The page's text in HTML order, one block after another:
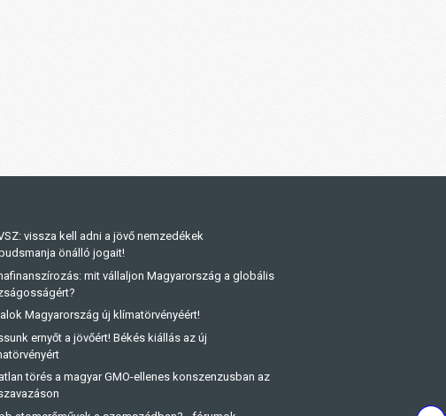
vissza kell adni a jövő nemzedékek
önálló jogait!
mit vállaljon Magyarország a globális
Magyarország új klímatörvényéért!
ernyőt a jövőért! Békés kiállás az új
törés a magyar GMO-ellenes konszenzusban az